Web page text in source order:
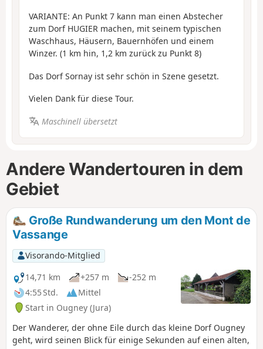
VARIANTE: An Punkt 7 kann man einen Abstecher
zum Dorf HUGIER machen, mit seinem typischen
Waschhaus, Häusern, Bauernhöfen und einem
Winzer. (1 km hin, 1,2 km zurück zu Punkt 8)
Das Dorf Sornay ist sehr schön in Szene gesetzt.
Vielen Dank für diese Tour.
Maschinell übersetzt
Andere Wandertouren in dem
Gebiet
Große Rundwanderung um den Mont de
Vassange
Visorando-Mitglied
14,71 km
+257 m
-252 m
4:55 Std.
Mittel
Start in Ougney (Jura)
Der Wanderer, der ohne Eile durch das kleine Dorf Ougney
geht, wird seinen Blick für einige Sekunden auf einen alten,